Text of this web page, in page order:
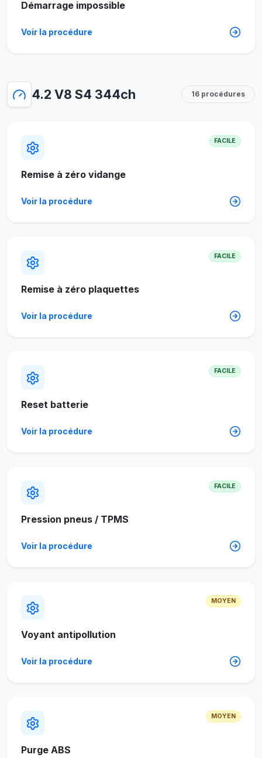
Démarrage impossible
Voir la procédure
4.2 V8 S4 344ch 16 procédures
FACILE
Remise à zéro vidange
Voir la procédure
FACILE
Remise à zéro plaquettes
Voir la procédure
FACILE
Reset batterie
Voir la procédure
FACILE
Pression pneus / TPMS
Voir la procédure
MOYEN
Voyant antipollution
Voir la procédure
MOYEN
Purge ABS